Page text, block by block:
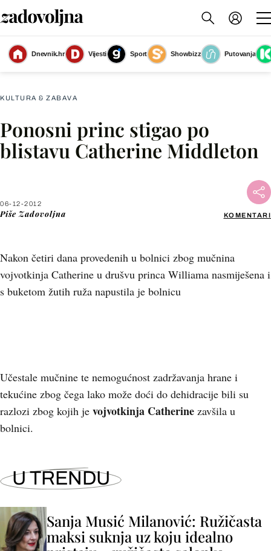
Dnevnik.hr Vijesti Sport Showbizz
Putovanja
Slika nije dostupna
KULTURA & ZABAVA
Ponosni princ stigao po
blistavu Catherine Middleton
06-12-2012
Piše Zadovoljna KOMENTARI
Nakon četiri dana provedenih u bolnici zbog mučnina
vojvotkinja Catherine u drušvu princa Williama nasmiješena i
s buketom žutih ruža napustila je bolnicu
Facebook
Učestale mučnine te nemogućnost zadržavanja hrane i
tekućine zbog čega lako može doći do dehidracije bili su
razlozi zbog kojih je vojvotkinja Catherine zavšila u
bolnici.
U TRENDU
Sanja Musić Milanović: Ružičasta
maksi suknja uz koju idealno